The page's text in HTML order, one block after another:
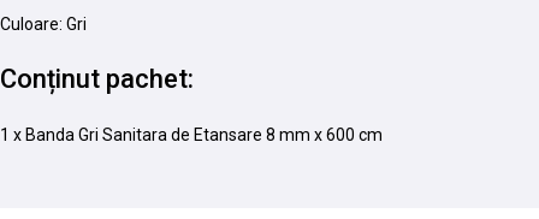
Culoare: Gri
Conținut pachet:
1 x Banda Gri Sanitara de Etansare 8 mm x 600 cm